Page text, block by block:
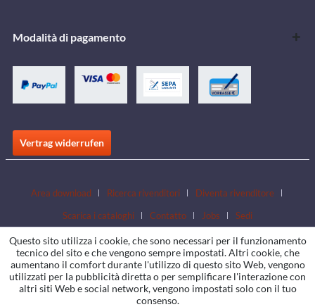
Modalità di pagamento
Vertrag widerrufen
Area download Ricerca rivenditori
Diventa rivenditore
Scarica i cataloghi
Contatto Jobs Sedi
Questo sito utilizza i cookie, che sono necessari per il funzionamento
tecnico del sito e che vengono sempre impostati. Altri cookie, che
aumentano il comfort durante l'utilizzo di questo sito Web, vengono
utilizzati per la pubblicità diretta o per semplificare l'interazione con
altri siti Web e social network, vengono impostati solo con il tuo
consenso.